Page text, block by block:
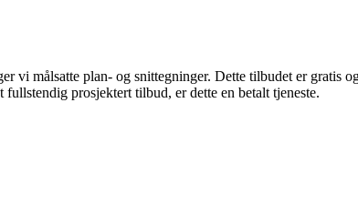
vi målsatte plan- og snittegninger. Dette tilbudet er gratis
prosjektert tilbud, er dette en betalt tjeneste.